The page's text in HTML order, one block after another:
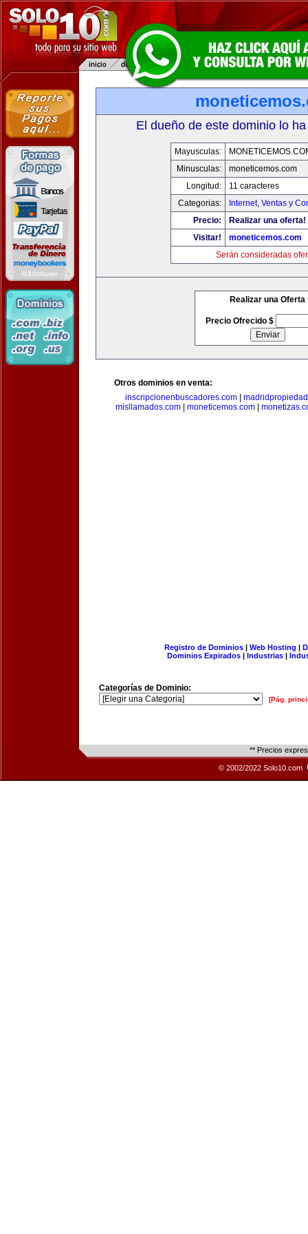
El dueño de este dominio lo
Mayusculas:
Minusculas:
moneticemos.com
Longitud:
11 caracteres
Categorias:
Internet, Ventas y
Precio:
Realizar una oferta!
Visitar!
moneticemos.com
Serán consideradas
Realizar una Oferta
Precio Ofrecido $
Otros dominios en venta:
inscripcionenbuscadores.com|
misllamados.com| moneticemos.com|
Registro de Dominios| Web Hosting |
Dominios Expirados | Industrias |
Categorías de Dominio:
[Pág.
** Precios
© 2002/2022 Solo10.com